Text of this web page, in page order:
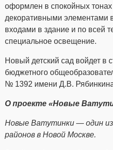
оформлен в спокойных
декоративными элементами
входами в здание и по всей
специальное освещение.
Новый детский сад войдет в
бюджетного
№ 1392 имени Д.В.
О проекте «Новые
Новые Ватутинки ― один
районов в Новой Москве.